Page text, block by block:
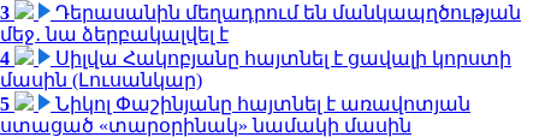
3
Դերասանին մեղադրում են մանկապղծության
մեջ․ նա ձերբակալվել է
4
Սիլվա Հակոբյանը հայտնել է ցավալի կորստի
մասին (Լուսանկար)
5
Նիկոլ Փաշինյանը հայտնել է առավոտյան
ստացած «տարօրինակ» նամակի մասին